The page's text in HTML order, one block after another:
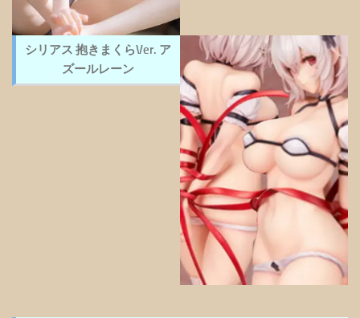
シリアス 抱きまくらVer. ア
ズールレーン